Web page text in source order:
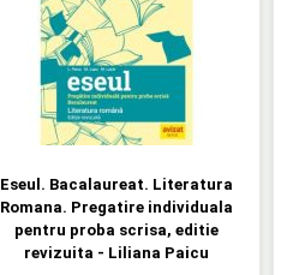
Eseul. Bacalaureat. Literatura
Romana. Pregatire individuala
pentru proba scrisa, editie
revizuita - Liliana Paicu